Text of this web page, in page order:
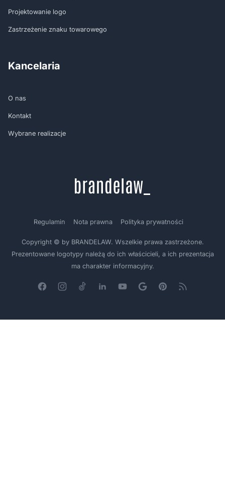
Projektowanie logo
Zastrzeżenie znaku towarowego
Kancelaria
O nas
Kontakt
Wybrane realizacje
Regulamin Nota prawna Polityka prywatności
Copyright © by BRANDELAW. Wszelkie prawa zastrzeżone.
Prezentowane logotypy należą do ich właścicieli, a ich prezentacja
ma charakter informacyjny.